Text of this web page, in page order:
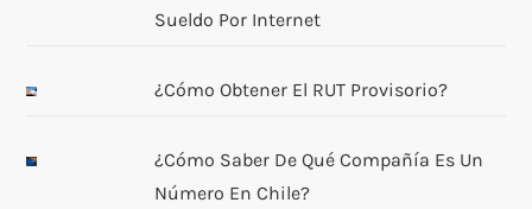
Sueldo Por Internet
¿Cómo Obtener El RUT Provisorio?
¿Cómo Saber De Qué Compañía Es Un
Número En Chile?